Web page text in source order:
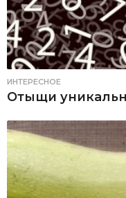
ИНТЕРЕСНОЕ
Отыщи